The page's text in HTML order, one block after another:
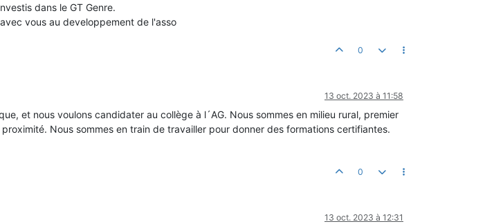
dans le GT Genre.
vous au developpement de l'asso
0
13 oct. 2023 à 11:58
et nous voulons candidater au collège à l´AG. Nous sommes en milieu rural, premier
Nous sommes en train de travailler pour donner des formations certifiantes.
0
13 oct. 2023 à 12:31